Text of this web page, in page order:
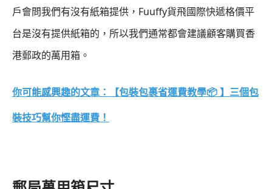
戶會問我們有沒有紙箱提供，Fuuffy貨飛國際快遞格價平
台是沒有提供紙箱的，所以我們通常都會建議顧客購買香
港郵政的萬用箱。
你可能感興趣的文章：
【包裝包裹省運費教學📦 】三個包
裝技巧幫你慳盡運費！